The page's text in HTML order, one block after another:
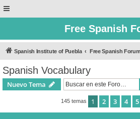
Free Spanish
Spanish Institute of Puebla Free Spanish Forum
Spanish Vocabulary
Nuevo Tema
145 temas 1 2 3 4 5